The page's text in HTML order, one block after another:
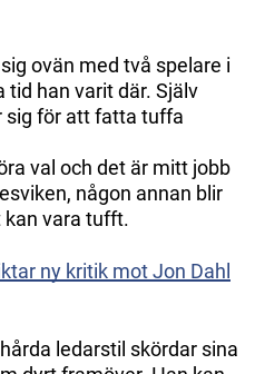
ovän med två spelare i
tid han varit där. Själv
sig för att fatta tuffa
val och det är mitt jobb
någon annan blir
kan vara tufft.
ny kritik mot Jon Dahl
ledarstil skördar sina